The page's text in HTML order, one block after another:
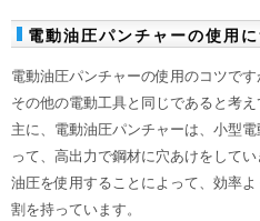
電動油圧パンチャーの使用
電動油圧パンチャーの使用のコツです
その他の電動工具と同じであると考え
主に、電動油圧パンチャーは、小型
って、高出力で鋼材に穴あけをしてい
油圧を使用することによって、効率
割を持っています。